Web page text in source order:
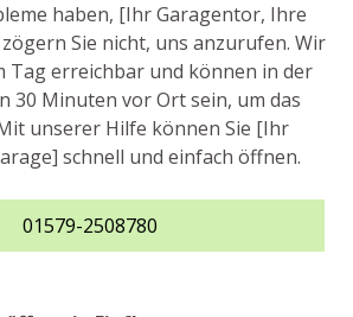
haben, [Ihr Garagentor, Ihre
Sie nicht, uns anzurufen. Wir
Tag erreichbar und können in der
30 Minuten vor Ort sein, um das
unserer Hilfe können Sie [Ihr
schnell und einfach öffnen.
01579-2508780